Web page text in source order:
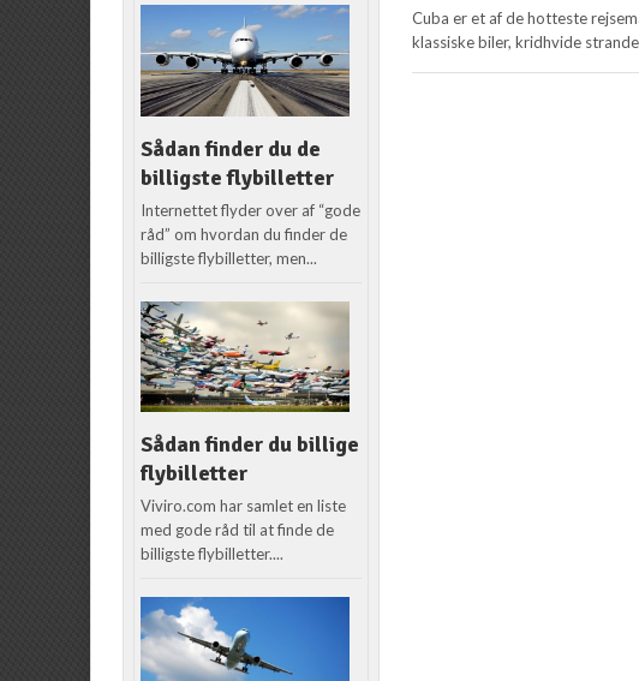
Cuba er et af de hotteste
klassiske biler, kridhvide
Sådan finder du de
billigste flybilletter
Internettet flyder over af “gode
råd” om hvordan du finder de
billigste flybilletter, men...
Sådan finder du billige
flybilletter
Viviro.com har samlet en liste
med gode råd til at finde de
billigste flybilletter....